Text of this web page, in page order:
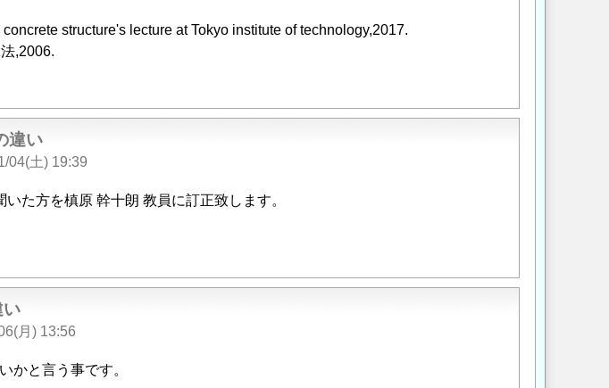
structure's lecture at Tokyo institute of technology,2017.
,2006.
違い
04(土) 19:39
た方を槙原 幹十朗 教員に訂正致します。
い
月) 13:56
かと言う事です。